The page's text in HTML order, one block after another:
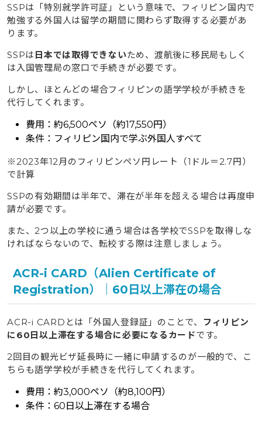
SSPは「特別就学許可証」という意味で、フィリピン国内で
勉強する外国人は留学の期間に関わらず取得する必要があ
ります。
SSPは 日本では取得できないため、渡航後に移民局もしく
は入国管理局の窓口で手続きが必要です。
しかし、ほとんどの場合フィリピンの語学学校が手続きを
代行してくれます。
費用：約6,500ペソ（約17,550円）
条件：フィリピン国内で学ぶ外国人すべて
※2023年12月のフィリピンペソ円レート（1ドル＝2.7円）
で計算
SSPの有効期間は半年で、滞在が半年を超える場合は再度申
請が必要です。
また、2つ以上の学校に通う場合は各学校でSSPを取得しな
ければならないので、転校する際は注意しましょう。
ACR-i CARD（Alien Certificate of
Registration）｜60日以上滞在の場合
ACR-i CARDとは「外国人登録証」のことで、
フィリピン
に60日以上滞在する場合に必要になるカードです。
2回目の観光ビザ延長時に一緒に申請するのが一般的で、こ
ちらも語学学校が手続きを代行してくれます。
費用：約3,000ペソ（約8,100円）
条件：60日以上滞在する場合